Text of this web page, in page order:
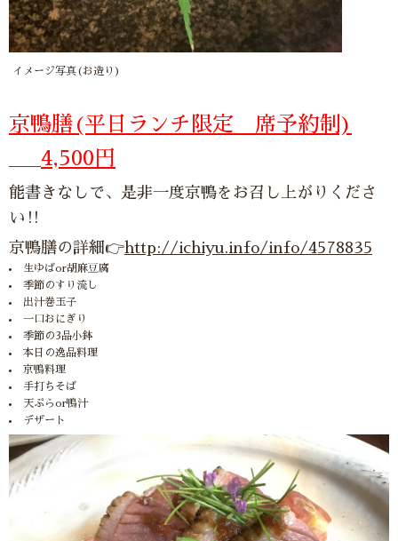
イメージ写真(お造り)
京鴨膳(平日ランチ限定 席予約制)
4,500円
能書きなしで、是非一度京鴨をお召し上がりくださ
い‼︎
京鴨膳の詳細👉http://ichiyu.info/info/4578835
生ゆばor胡麻豆腐
季節のすり流し
出汁巻玉子
一口おにぎり
季節の3品小鉢
本日の逸品料理
京鴨料理
手打ちそば
天ぷらor鴨汁
デザート